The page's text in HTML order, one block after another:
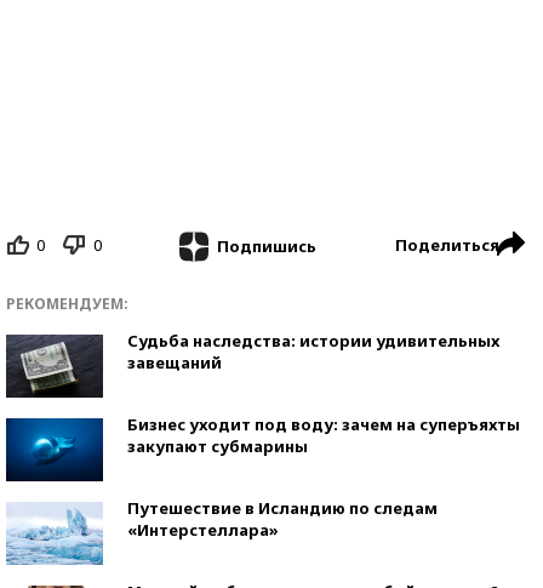
0 0 Подпишись Поделиться
РЕКОМЕНДУЕМ:
Судьба наследства: истории удивительных
завещаний
Бизнес уходит под воду: зачем на суперъяхты
закупают субмарины
Путешествие в Исландию по следам
«Интерстеллара»